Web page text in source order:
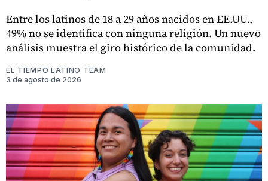
Entre los latinos de 18 a 29 años nacidos en EE.UU.,
49% no se identifica con ninguna religión. Un nuevo
análisis muestra el giro histórico de la comunidad.
EL TIEMPO LATINO TEAM
3 de agosto de 2026